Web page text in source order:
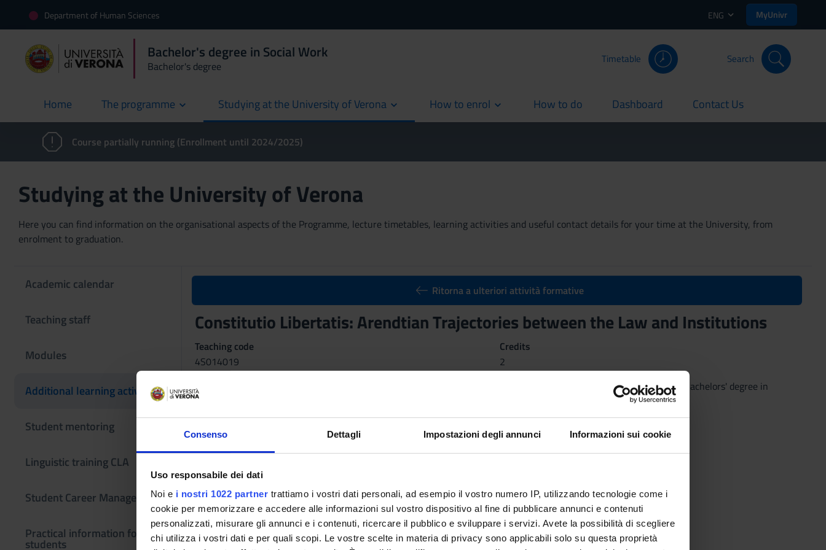
Consenso Dettagli Impostazioni degli annunci Informazioni sui cookie
Uso responsabile dei dati
Noi e i nostri 1022 partner trattiamo i vostri dati personali, ad esempio il vostro numero IP, utilizzando tecnologie come i
cookie per memorizzare e accedere alle informazioni sul vostro dispositivo al fine di pubblicare annunci e contenuti
personalizzati, misurare gli annunci e i contenuti, ricercare il pubblico e sviluppare i servizi. Avete la possibilità di scegliere
chi utilizza i vostri dati e per quali scopi. Le vostre scelte in materia di privacy sono applicabili solo su questa proprietà
Department of Human Sciences ENG MyUnivr
Bachelor's degree in Social Work
Bachelor's degree
Timetable Search
Home
current The programme Studying at the University of Verona How to enrol How to do
current Dashboard
current Contact Us
current
Course partially running (Enrollment until 2024/2025)
Studying at the University of Verona
Here you can find information on the organisational aspects of the Programme, lecture timetables, learning activities and useful contact details for your time at the University, from
enrolment to graduation.
Academic calendar
Teaching staff
Modules
Additional learning activities
Student mentoring
Linguistic training CLA
Student Career Management
Practical information for
students
Ritorna a ulteriori attività formative
Constitutio Libertatis: Arendtian Trajectories between the Law and Institutions
Teaching code
4S014019
Credits
2
The course is given by
Constitutio Libertatis: Arendtian Trajectories between the Law and Institutions(2024/2025) - Bachelors' degree in
Strategic studies for security and international policies